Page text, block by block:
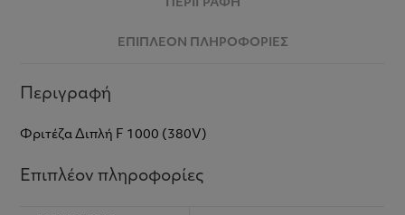
ΠΕΡΙΓΡΑΦΉ
ΕΠΙΠΛΈΟΝ ΠΛΗΡΟΦΟΡΊΕΣ
Περιγραφή
Φριτέζα Διπλή F 1000 (380V)
Επιπλέον πληροφορίες